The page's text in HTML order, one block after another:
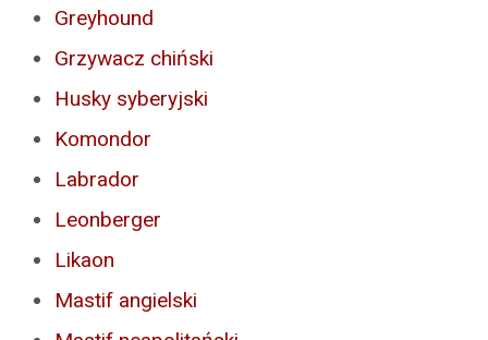
Greyhound
Grzywacz chiński
Husky syberyjski
Komondor
Labrador
Leonberger
Likaon
Mastif angielski